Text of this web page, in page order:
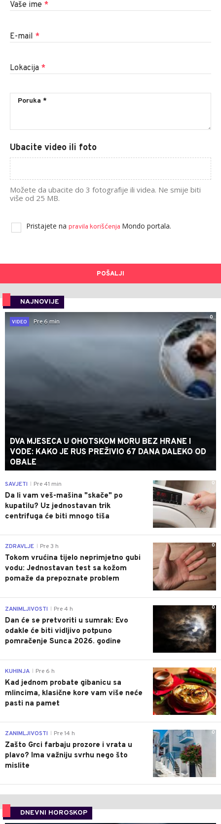
Vaše ime *
E-mail *
Lokacija *
Ubacite video ili foto
Možete da ubacite do 3 fotografije ili videa. Ne smije biti
više od 25 MB.
Pristajete na pravila korišćenja Mondo portala.
POŠALJI
NAJNOVIJE
0
VIDEO
Pre 6 min
DVA MJESECA U OHOTSKOM MORU BEZ HRANE I
VODE: KAKO JE RUS PREŽIVIO 67 DANA DALEKO OD
OBALE
0
SAVJETI Pre 41 min
Da li vam veš-mašina "skače" po
kupatilu? Uz jednostavan trik
centrifuga će biti mnogo tiša
0
ZDRAVLJE Pre 3 h
Tokom vrućina tijelo neprimjetno gubi
vodu: Jednostavan test sa kožom
pomaže da prepoznate problem
0
ZANIMLJIVOSTI Pre 4 h
Dan će se pretvoriti u sumrak: Evo
odakle će biti vidljivo potpuno
pomračenje Sunca 2026. godine
0
KUHINJA Pre 6 h
Kad jednom probate gibanicu sa
mlincima, klasične kore vam više neće
pasti na pamet
0
ZANIMLJIVOSTI Pre 14 h
Zašto Grci farbaju prozore i vrata u
plavo? Ima važniju svrhu nego što
mislite
DNEVNI HOROSKOP